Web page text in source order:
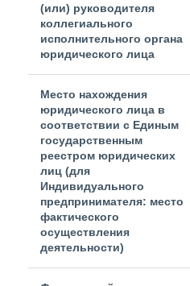
(или) руководителя
коллегиального
исполнительного органа
юридического лица
Место нахождения
юридического лица в
соответствии с Единым
государственным
реестром юридических
лиц (для
Индивидуального
предпринимателя: место
фактического
осуществления
деятельности)